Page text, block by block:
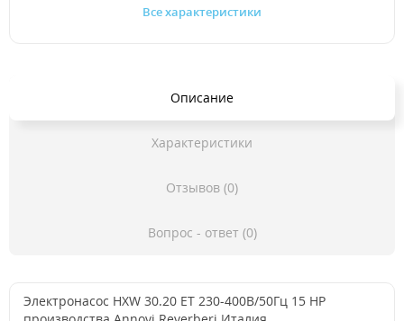
Все характеристики
Описание
Характеристики
Отзывов (0)
Вопрос - ответ (0)
Электронасос HXW 30.20 ET 230-400В/50Гц 15 HP